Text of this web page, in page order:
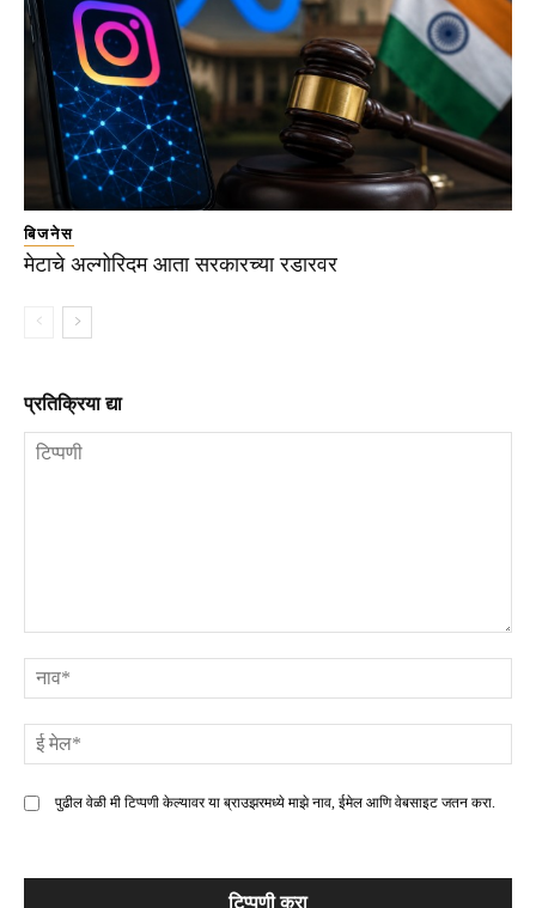
बिजनेस
मेटाचे अल्गोरिदम आता सरकारच्या रडारवर
प्रतिक्रिया द्या
पुढील वेळी मी टिप्पणी केल्यावर या ब्राउझरमध्ये माझे नाव, ईमेल आणि वेबसाइट जतन करा.